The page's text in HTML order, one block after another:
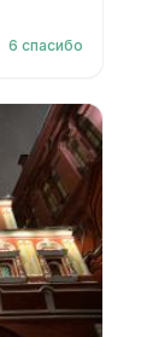
6 спасибо